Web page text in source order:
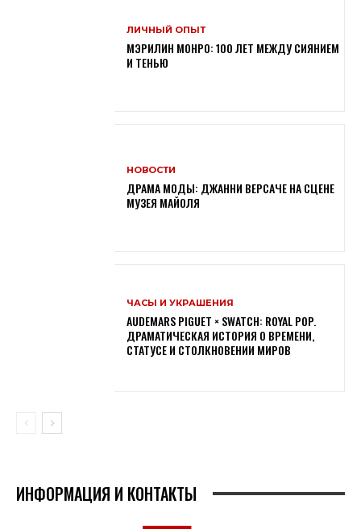
ЛИЧНЫЙ ОПЫТ
МЭРИЛИН МОНРО: 100 ЛЕТ МЕЖДУ СИЯНИЕМ
И ТЕНЬЮ
НОВОСТИ
ДРАМА МОДЫ: ДЖАННИ ВЕРСАЧЕ НА СЦЕНЕ
МУЗЕЯ МАЙОЛЯ
ЧАСЫ И УКРАШЕНИЯ
AUDEMARS PIGUET × SWATCH: ROYAL POP.
ДРАМАТИЧЕСКАЯ ИСТОРИЯ О ВРЕМЕНИ,
СТАТУСЕ И СТОЛКНОВЕНИИ МИРОВ
ИНФОРМАЦИЯ И КОНТАКТЫ